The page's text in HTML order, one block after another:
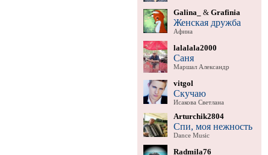
Galina_ & Grafinia
Женская дружба
Афина
lalalala2000
Саня
Маршал Александр
vitgol
Скучаю
Исакова Светлана
Arturchik2804
Спи, моя нежность
Dance Music
Radmila76